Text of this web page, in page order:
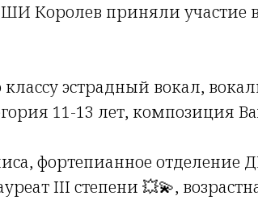
Королев приняли участие
эстрадный вокал,
11-13 лет, композиция
фортепианное
III степени 💥💫,